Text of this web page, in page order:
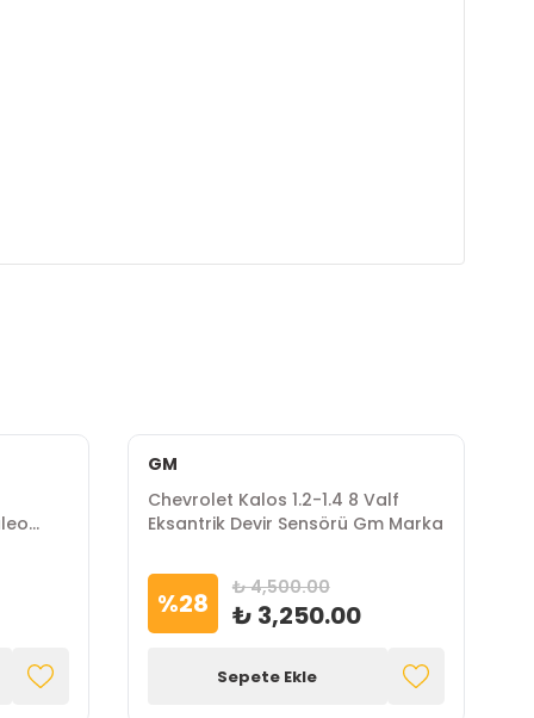
GM
Chevrolet Kalos 1.2-1.4 8 Valf
Eksantrik Devir Sensörü Gm Marka
%28 ₺ 4,500.00
₺ 3,250.00
Sepete Ekle